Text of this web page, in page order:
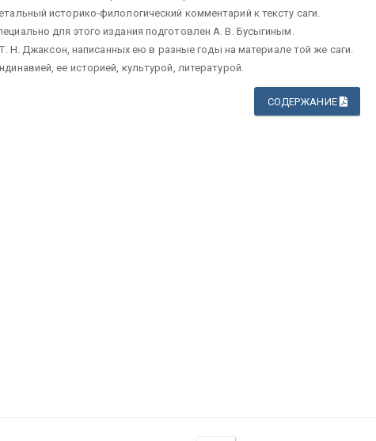
историко-филологический комментарий к тексту саги.
для этого издания подготовлен А. В. Бусыгиным.
Н. Джаксон, написанных ею в разные годы на материале той же саги.
ее историей, культурой, литературой.
СОДЕРЖАНИЕ